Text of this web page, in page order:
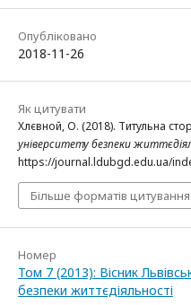
Опубліковано
2018-11-26
Як цитувати
Хлєвной, О. (2018). Титульна
університету безпеки
https://journal.ldubgd.edu.ua/
Більше форматів цитування
Номер
Том 7 (2013): Вісник
безпеки життєдіяльності